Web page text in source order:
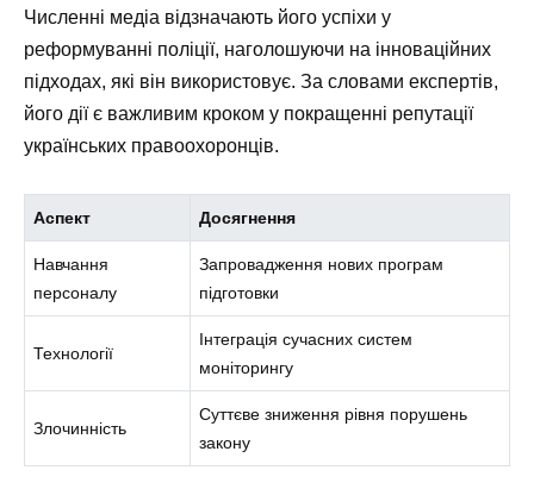
Численні медіа відзначають його успіхи у
реформуванні поліції, наголошуючи на інноваційних
підходах, які він використовує. За словами експертів,
його дії є важливим кроком у покращенні репутації
українських правоохоронців.
Аспект Досягнення
Навчання
персоналу
Запровадження нових програм
підготовки
Технології
Інтеграція сучасних систем
моніторингу
Злочинність
Суттєве зниження рівня порушень
закону